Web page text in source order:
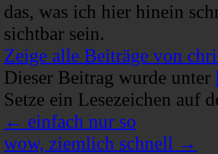
das, was ich hier hinein
sichtbar sein.
Zeige alle Beiträge von
Dieser Beitrag wurde unter
Setze ein Lesezeichen auf
← einfach nur so
wow, ziemlich schnell →